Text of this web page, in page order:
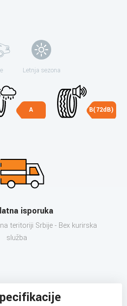
Letnja sezona
A B(72dB)
isporuka
teritoriji Srbije - Bex kurirska
služba